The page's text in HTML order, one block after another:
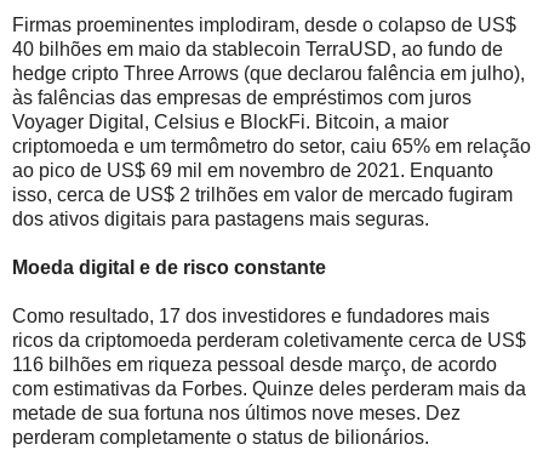
Firmas proeminentes implodiram, desde o colapso de US$
40 bilhões em maio da stablecoin TerraUSD, ao fundo de
hedge cripto Three Arrows (que declarou falência em julho),
às falências das empresas de empréstimos com juros
Voyager Digital, Celsius e BlockFi. Bitcoin, a maior
criptomoeda e um termômetro do setor, caiu 65% em relação
ao pico de US$ 69 mil em novembro de 2021. Enquanto
isso, cerca de US$ 2 trilhões em valor de mercado fugiram
dos ativos digitais para pastagens mais seguras.
Moeda digital e de risco constante
Como resultado, 17 dos investidores e fundadores mais
ricos da criptomoeda perderam coletivamente cerca de US$
116 bilhões em riqueza pessoal desde março, de acordo
com estimativas da Forbes. Quinze deles perderam mais da
metade de sua fortuna nos últimos nove meses. Dez
perderam completamente o status de bilionários.